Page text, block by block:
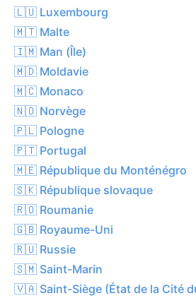
🇱🇺 Luxembourg
🇲🇹 Malte
🇮🇲 Man (Île)
🇲🇩 Moldavie
🇲🇨 Monaco
🇳🇴 Norvège
🇵🇱 Pologne
🇵🇹 Portugal
🇲🇪 République du Monténégro
🇸🇰 République slovaque
🇷🇴 Roumanie
🇬🇧 Royaume-Uni
🇷🇺 Russie
🇸🇲 Saint-Marin
🇻🇦 Saint-Siège (État de la Cité